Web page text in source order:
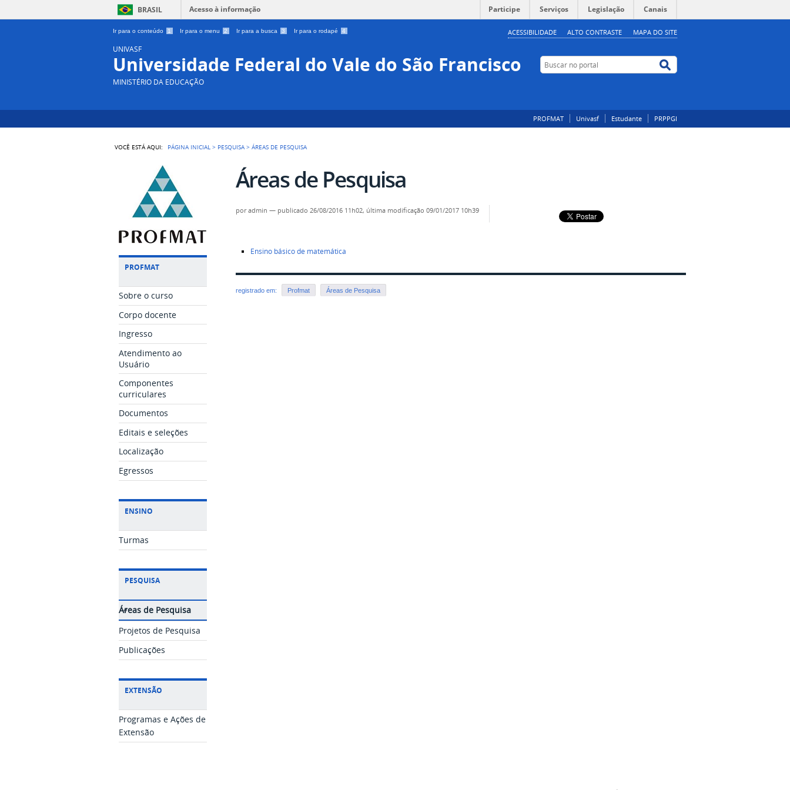
BRASIL Acesso à informação Participe Serviços Legislação Canais
Ir para o conteúdo 1 Ir para o menu 2 Ir para a busca 3 Ir para o rodapé 4 ACESSIBILIDADE ALTO CONTRASTE MAPA DO SITE
UNIVASF
Universidade Federal do Vale do São Francisco
MINISTÉRIO DA EDUCAÇÃO
Buscar no portal
PROFMAT Univasf Estudante PRPPGI
VOCÊ ESTÁ AQUI: PÁGINA INICIAL > PESQUISA >ÁREAS DE PESQUISA
PROFMAT
Sobre o curso
Corpo docente
Ingresso
Atendimento ao
Usuário
Componentes
curriculares
Documentos
Editais e seleções
Localização
Egressos
ENSINO
Turmas
PESQUISA
Áreas de Pesquisa
Projetos de Pesquisa
Publicações
EXTENSÃO
Programas e Ações de
Extensão
Áreas de Pesquisa
poradmin — publicado 26/08/2016 11h02, última modificação 09/01/2017 10h39
Ensino básico de matemática
registrado em: Profmat Áreas de Pesquisa